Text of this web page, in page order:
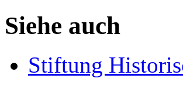
Siehe auch
Stiftung